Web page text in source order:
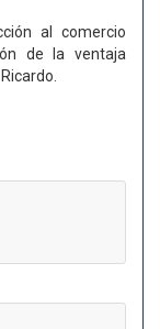
al comercio
de la ventaja